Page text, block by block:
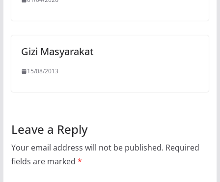
Gizi Masyarakat
15/08/2013
Leave a Reply
Your email address will not be published. Required
fields are marked *